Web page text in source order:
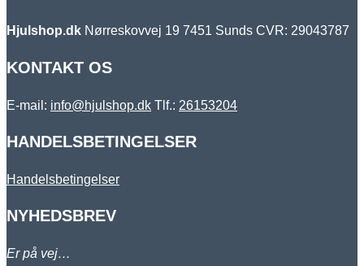
Hjulshop.dk Nørreskovvej 19 7451 Sunds CVR: 29043787
KONTAKT OS
E-mail: info@hjulshop.dk Tlf.: 26153204
HANDELSBETINGELSER
Handelsbetingelser
NYHEDSBREV
Er på vej…